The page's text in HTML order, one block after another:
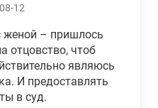
12
женой – пришлось
отцовство, чтоб
являюсь
И предоставлять
в суд.